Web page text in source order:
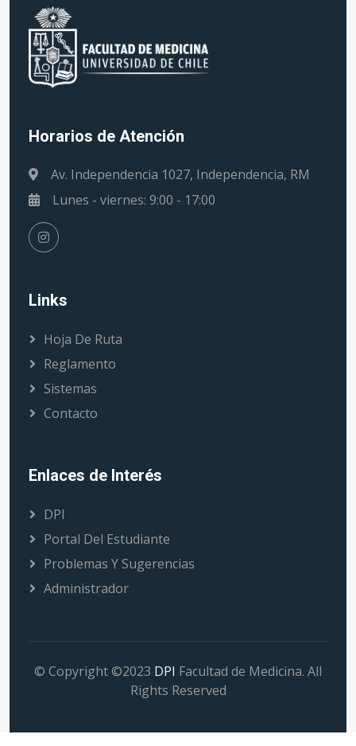
Horarios de Atención
Av. Independencia 1027, Independencia, RM
Lunes - viernes: 9:00 - 17:00
Links
Hoja De Ruta
Reglamento
Sistemas
Contacto
Enlaces de Interés
DPI
Portal Del Estudiante
Problemas Y Sugerencias
Administrador
© Copyright ©2023 DPI Facultad de Medicina. All
Rights Reserved